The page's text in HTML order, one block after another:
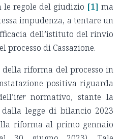
le regole del giudizio [1] ma
impudenza, a tentare un
dell’istituto del rinvio
di Cassazione.
riforma del processo in
positiva riguarda
ternormativo, stante la
legge di bilancio 2023
riforma al primo gennaio